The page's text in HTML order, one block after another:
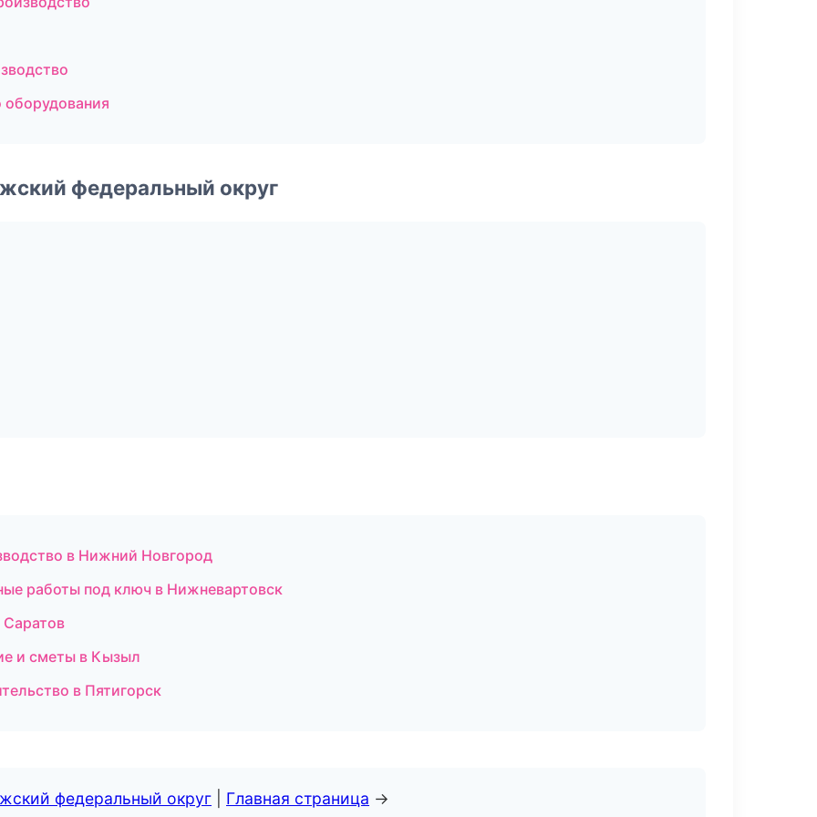
федеральный округ
в Нижний Новгород
работы под ключ в Нижневартовск
и сметы в Кызыл
в Пятигорск
федеральный округ Главная страница →